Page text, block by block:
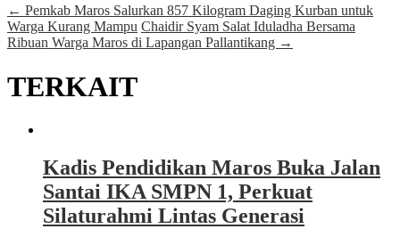
← Pemkab Maros Salurkan 857 Kilogram Daging Kurban untuk
Warga Kurang Mampu Chaidir Syam Salat Iduladha Bersama
Ribuan Warga Maros di Lapangan Pallantikang →
TERKAIT
Kadis Pendidikan Maros Buka Jalan
Santai IKA SMPN 1, Perkuat
Silaturahmi Lintas Generasi